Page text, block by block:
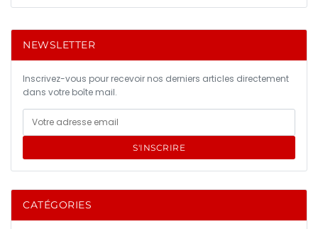
NEWSLETTER
Inscrivez-vous pour recevoir nos derniers articles directement
dans votre boîte mail.
S'INSCRIRE
CATÉGORIES